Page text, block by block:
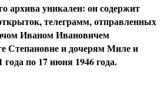
архива уникален: он содержит
телеграмм, отправленных
Иваном Ивановичем
Степановне и дочерям Миле и
года по 17 июня 1946 года.